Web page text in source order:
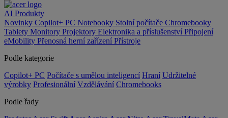
AI Produkty
Novinky Copilot+ PC Notebooky Stolní počítače Chromebooky
Tablety Monitory Projektory Elektronika a příslušenství Připojení
eMobility Přenosná herní zařízení Přístroje
Podle kategorie
Copilot+ PC Počítače s umělou inteligencí Hraní Udržitelné
výrobky Profesionální Vzdělávání Chromebooks
Podle řady